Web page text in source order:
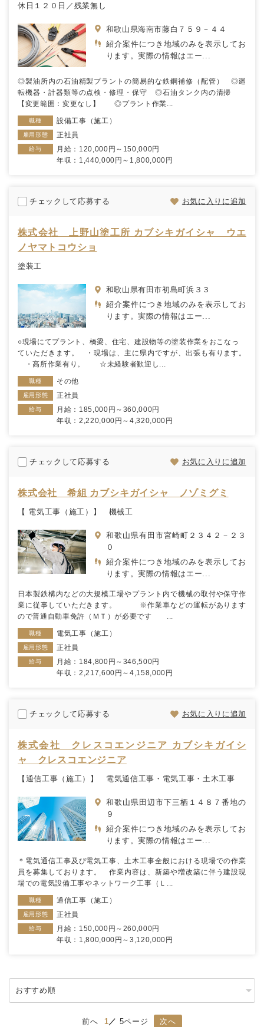
休日１２０日／残業無し
和歌山県海南市藤白７５９－４４
紹介案件につき地域のみを表示してお
ります。実際の情報はエー...
◎製油所内の石油精製プラントの簡易的な鉄鋼補修（配管） ◎廻
転機器・計器類等の点検・修理・保守 ◎石油タンク内の清掃
【変更範囲：変更なし】 ◎プラント作業...
職種 設備工事（施工）
雇用形態 正社員
給与
月給：120,000円～150,000円
年収：1,440,000円～1,800,000円
チェックして応募する お気に入りに追加
株式会社 上野山塗工所 カブシキガイシャ ウエ
ノヤマトコウショ
塗装工
和歌山県有田市初島町浜３３
紹介案件につき地域のみを表示してお
ります。実際の情報はエー...
○現場にてプラント、橋梁、住宅、建設物等の塗装作業をおこなっ
ていただきます。 ・現場は、主に県内ですが、出張も有ります。
・高所作業有り。 ☆未経験者歓迎し...
職種 その他
雇用形態 正社員
給与
月給：185,000円～360,000円
年収：2,220,000円～4,320,000円
チェックして応募する お気に入りに追加
株式会社 希組 カブシキガイシャ ノゾミグミ
【 電気工事（施工）】 機械工
和歌山県有田市宮崎町２３４２－２３
０
紹介案件につき地域のみを表示してお
ります。実際の情報はエー...
日本製鉄構内などの大規模工場やプラント内で機械の取付や保守作
業に従事していただきます。 ※作業車などの運転があります
ので普通自動車免許（ＭＴ）が必要です ...
職種 電気工事（施工）
雇用形態 正社員
給与
月給：184,800円～346,500円
年収：2,217,600円～4,158,000円
チェックして応募する お気に入りに追加
株式会社 クレスコエンジニア カブシキガイシ
ャ クレスコエンジニア
【通信工事（施工）】 電気通信工事・電気工事・土木工事
和歌山県田辺市下三栖１４８７番地の
９
紹介案件につき地域のみを表示してお
ります。実際の情報はエー...
＊電気通信工事及び電気工事、土木工事全般における現場での作業
員を募集しております。 作業内容は、新築や増改築に伴う建設現
場での電気設備工事やネットワーク工事（Ｌ...
職種 通信工事（施工）
雇用形態 正社員
給与
月給：150,000円～260,000円
年収：1,800,000円～3,120,000円
前へ 1 5ページ 次へ